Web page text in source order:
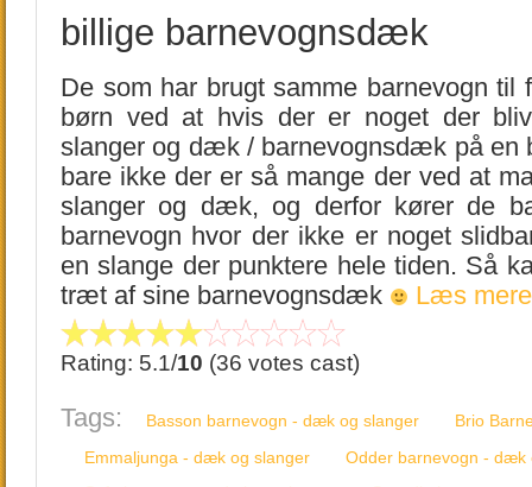
billige barnevognsdæk
De som har brugt samme barnevogn til
børn ved at hvis der er noget der
slanger og dæk / barnevognsdæk på en
bare ikke der er så mange der ved at
slanger og dæk, og derfor kører de
barnevogn hvor der ikke er noget
en slange der punktere hele tiden. Så
træt af sine barnevognsdæk
Læs mere
Rating: 5.1/10 (36 votes cast)
Tags: Basson barnevogn - dæk og slanger
Brio
Emmaljunga - dæk og slanger
Odder barnevogn - dæk